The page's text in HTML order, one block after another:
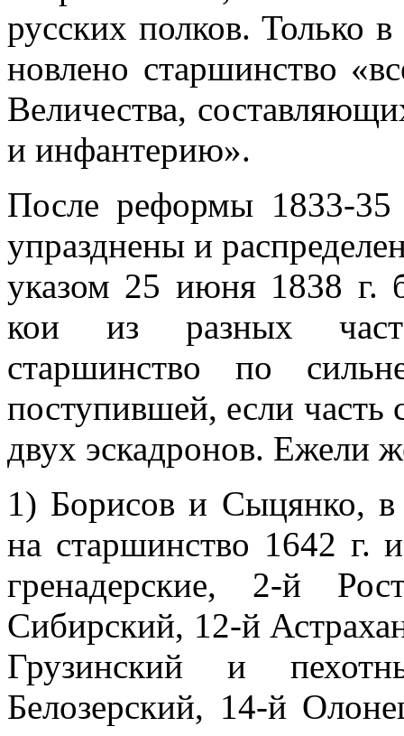
русских полков. Только
новлено старшинство
Величества,
и инфантерию».
После реформы 1833-35
упразднены и
указом 25 июня 1838 г.
кои из разных
старшинство по
поступившей, если часть
двух эскадронов. Ежели
1) Борисов и Сыцянко, в
на старшинство 1642 г.
гренадерские, 2-й
Сибирский, 12-й
Грузинский и
Белозерский, 14-й